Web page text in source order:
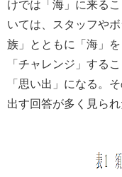
けでは「海」に来る
いては、スタッフや
族」とともに「海」
「チャレンジ」する
「思い出」になる。
出す回答が多く見られ